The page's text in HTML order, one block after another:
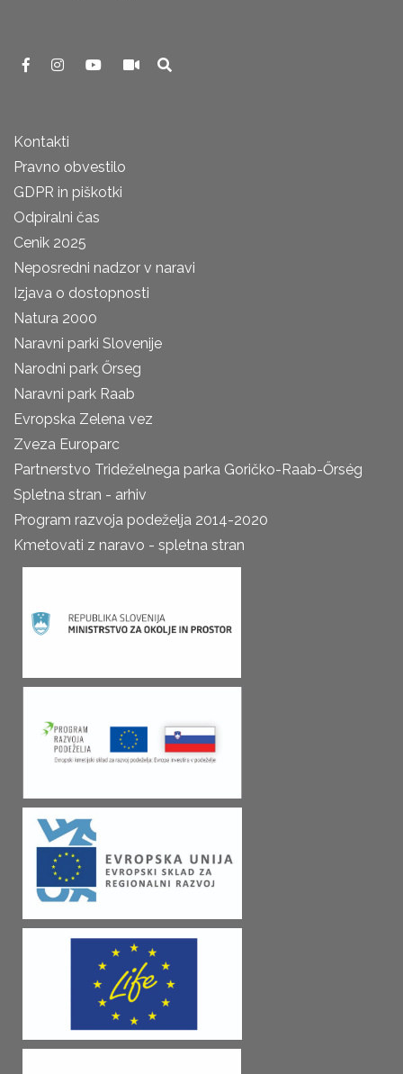
Kontakti
Pravno obvestilo
GDPR in piškotki
Odpiralni čas
Cenik 2025
Neposredni nadzor v naravi
Izjava o dostopnosti
Natura 2000
Naravni parki Slovenije
Narodni park Őrseg
Naravni park Raab
Evropska Zelena vez
Zveza Europarc
Partnerstvo Trideželnega parka Goričko-Raab-Őrség
Spletna stran - arhiv
Program razvoja podeželja 2014-2020
Kmetovati z naravo - spletna stran